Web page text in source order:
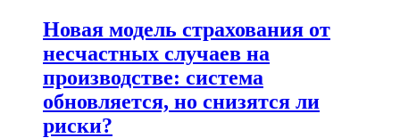
Новая модель страхования от
несчастных случаев на
производстве: система
обновляется, но снизятся ли
риски?